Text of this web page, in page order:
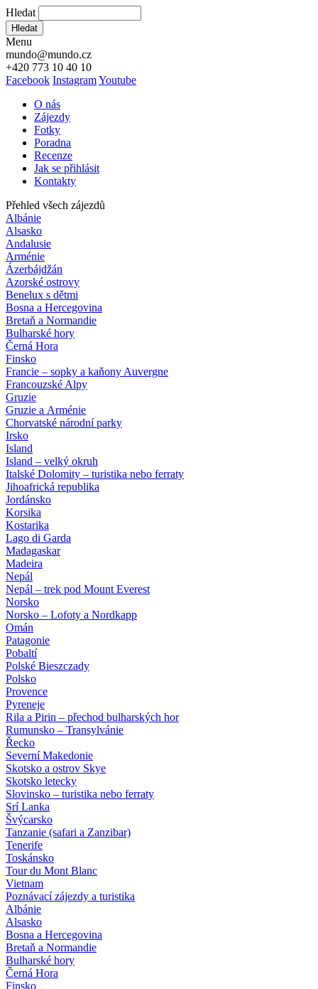
Hledat
Hledat
Menu
mundo@mundo.cz
+420 773 10 40 10
Facebook InstagramYoutube
O nás
Zájezdy
Fotky
Poradna
Recenze
Jak se přihlásit
Kontakty
Přehled všech zájezdů
Albánie
Alsasko
Andalusie
Arménie
Ázerbájdžán
Azorské ostrovy
Benelux s dětmi
Bosna a Hercegovina
Bretaň a Normandie
Bulharské hory
Černá Hora
Finsko
Francie – sopky a kaňony Auvergne
Francouzské Alpy
Gruzie
Gruzie a Arménie
Chorvatské národní parky
Irsko
Island
Island – velký okruh
Italské Dolomity – turistika nebo ferraty
Jihoafrická republika
Jordánsko
Korsika
Kostarika
Lago di Garda
Madagaskar
Madeira
Nepál
Nepál – trek pod Mount Everest
Norsko
Norsko – Lofoty a Nordkapp
Omán
Patagonie
Pobaltí
Polské Bieszczady
Polsko
Provence
Pyreneje
Rila a Pirin – přechod bulharských hor
Rumunsko – Transylvánie
Řecko
Severní Makedonie
Skotsko a ostrov Skye
Skotsko letecky
Slovinsko – turistika nebo ferraty
Srí Lanka
Švýcarsko
Tanzanie (safari a Zanzibar)
Tenerife
Toskánsko
Tour du Mont Blanc
Vietnam
Poznávací zájezdy a turistika
Albánie
Alsasko
Bosna a Hercegovina
Bretaň a Normandie
Bulharské hory
Černá Hora
Finsko